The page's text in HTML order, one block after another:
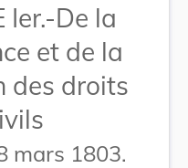
Ier.-De la
et de la
des droits
mars 1803.